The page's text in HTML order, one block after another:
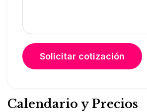
Calendario y Precios